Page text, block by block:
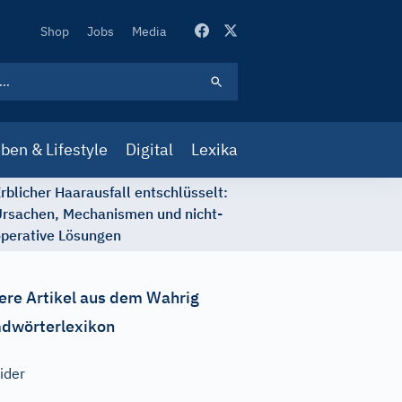
Secondary
Shop Jobs Media
& Lifestyle Digital Lexika
Haarausfall entschlüsselt:
Mechanismen und nicht-
Lösungen
Artikel aus dem Wahrig